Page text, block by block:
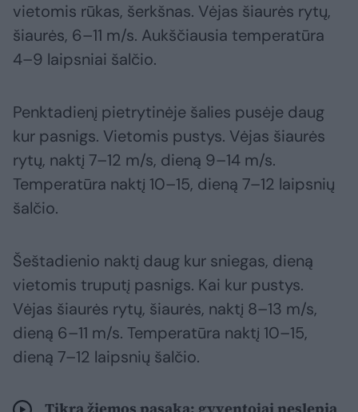
vietomis rūkas, šerkšnas. Vėjas šiaurės rytų,
šiaurės, 6–11 m/s. Aukščiausia temperatūra
4–9 laipsniai šalčio.
Penktadienį pietrytinėje šalies pusėje daug
kur pasnigs. Vietomis pustys. Vėjas šiaurės
rytų, naktį 7–12 m/s, dieną 9–14 m/s.
Temperatūra naktį 10–15, dieną 7–12 laipsnių
šalčio.
Šeštadienio naktį daug kur sniegas, dieną
vietomis truputį pasnigs. Kai kur pustys.
Vėjas šiaurės rytų, šiaurės, naktį 8–13 m/s,
dieną 6–11 m/s. Temperatūra naktį 10–15,
dieną 7–12 laipsnių šalčio.